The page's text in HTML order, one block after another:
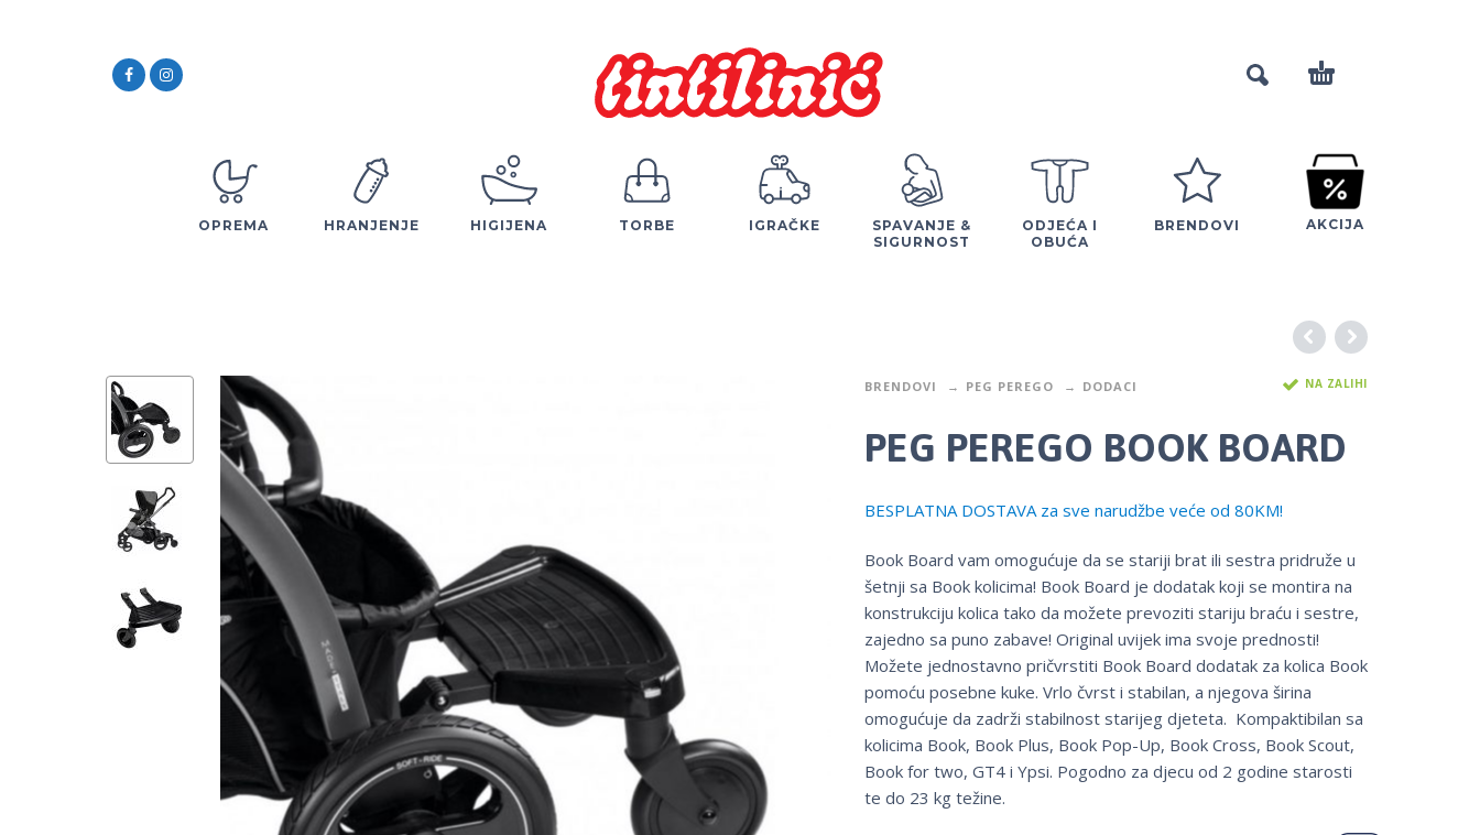
OPREMA HRANJENJE HIGIJENA TORBE IGRAČKE
SPAVANJE &
SIGURNOST
ODJEĆA I
OBUĆA
BRENDOVI AKCIJA
BRENDOVI PEG PEREGO DODACI NA ZALIHI
PEG PEREGO BOOK BOARD
BESPLATNA DOSTAVA za sve narudžbe veće od 80KM!
Book Board vam omogućuje da se stariji brat ili sestra pridruže u
šetnji sa Book kolicima! Book Board je dodatak koji se montira na
konstrukciju kolica tako da možete prevoziti stariju braću i sestre,
zajedno sa puno zabave! Original uvijek ima svoje prednosti!
Možete jednostavno pričvrstiti Book Board dodatak za kolica Book
pomoću posebne kuke. Vrlo čvrst i stabilan, a njegova širina
omogućuje da zadrži stabilnost starijeg djeteta. Kompaktibilan sa
kolicima Book, Book Plus, Book Pop-Up, Book Cross, Book Scout,
Book for two, GT4 i Ypsi. Pogodno za djecu od 2 godine starosti
te do 23 kg težine.